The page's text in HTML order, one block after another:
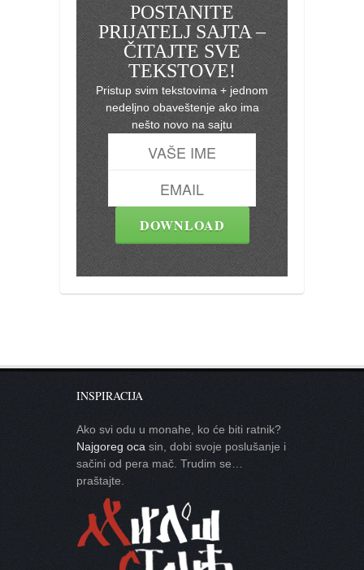
POSTANITE
PRIJATELJ SAJTA –
ČITAJTE SVE
TEKSTOVE!
Pristup svim tekstovima + jednom
nedeljno obaveštenje ako ima
nešto novo na sajtu
INSPIRACIJA
Ako svi odu u monahe, ko će biti ratnik?
Najgoreg oca sin, dobi svoje poslušanje i
sačini od pera mač. Trudim se…
praštajte.